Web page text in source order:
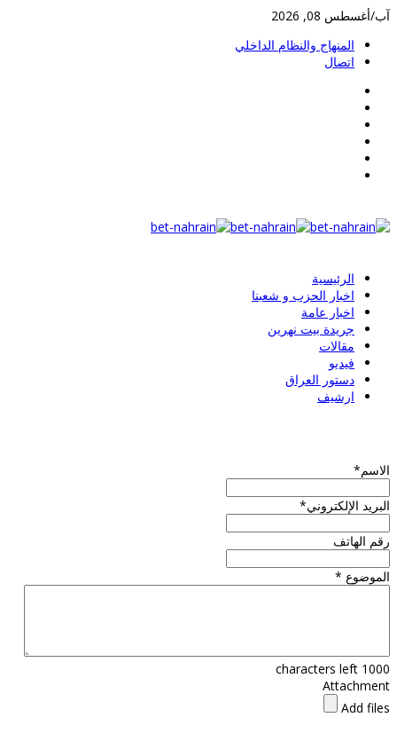
آب/أغسطس 08, 2026
المنهاج والنظام الداخلي
اتصال
الرئيسية
اخبار الحزب و شعبنا
اخبار عامة
جريدة بيت نهرين
مقالات
فيديو
دستور العراق
ارشيف
الاسم*
البريد الإلكتروني*
رقم الهاتف
الموضوع *
1000
Attachment
Add files